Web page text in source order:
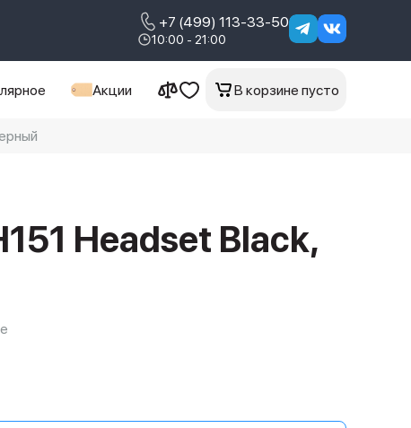
+7 (499) 113-33-50
10:00 - 21:00
Акции В корзине пусто
Headset Black,